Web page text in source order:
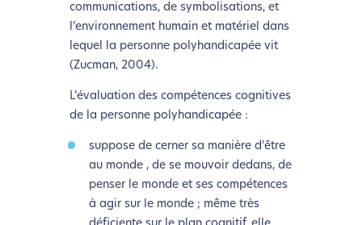
communications, de symbolisations, et
l’environnement humain et matériel dans
lequel la personne polyhandicapée vit
(Zucman, 2004).
L’évaluation des compétences cognitives
de la personne polyhandicapée :
suppose de cerner sa manière d’être
au monde , de se mouvoir dedans, de
penser le monde et ses compétences
à agir sur le monde ; même très